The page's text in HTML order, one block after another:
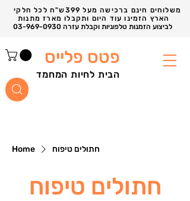
משלוחים חינם ברכישה מעל 399ש"ח לכל חלקי
פטס פלייס
הבית לחיות המחמד
Home חתולים טיפוח
חתולים טיפוח